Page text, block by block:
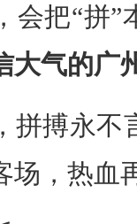
会把“拼”
大气的广
拼搏永不
场，热血